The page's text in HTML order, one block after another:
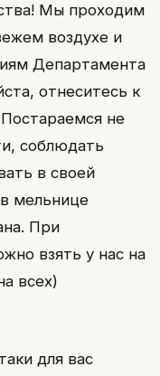
Мы проходим
воздухе и
Департамента
отнеситесь к
не
соблюдать
в своей
мельнице
При
взять у нас на
всех)
для вас